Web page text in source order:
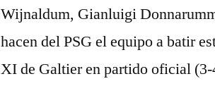
Wijnaldum, Gianluigi
hacen del PSG el equipo a batir
XI de Galtier en partido oficial